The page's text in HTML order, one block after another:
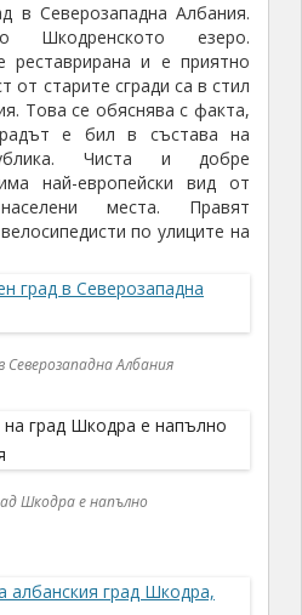
в Северозападна Албания.
езеро.
реставрирана и е приятно
от старите сгради са в стил
Това се обяснява с факта,
е бил в състава на
Чиста и добре
най-европейски вид от
места. Правят
по улиците на
Северозападна Албания
Шкодра е напълно